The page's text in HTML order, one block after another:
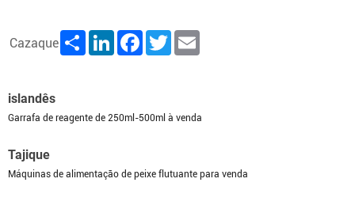
Cazaque Share LinkedInFacebookTwitter
islandês
Garrafa de reagente de 250ml-500ml à venda
Tajique
Máquinas de alimentação de peixe flutuante para venda